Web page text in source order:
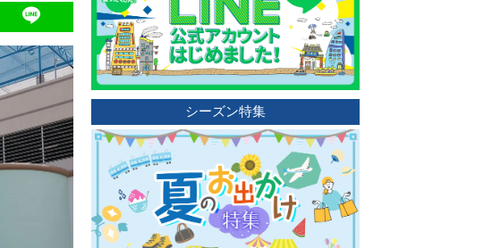
シーズン特集